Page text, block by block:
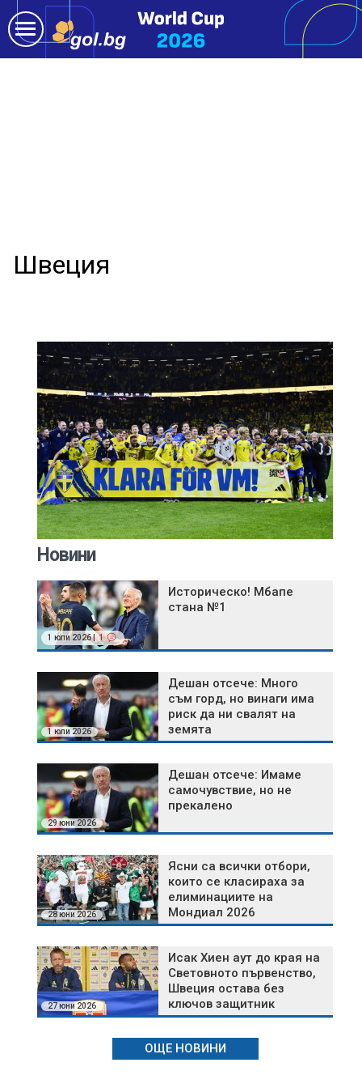
Швеция
Новини
1 юли 2026 | 1
Историческо! Мбапе
стана №1
1 юли 2026
Дешан отсече: Много
съм горд, но винаги има
риск да ни свалят на
земята
29 юни 2026
Дешан отсече: Имаме
самочувствие, но не
прекалено
28 юни 2026
Ясни са всички отбори,
които се класираха за
елиминациите на
Мондиал 2026
27 юни 2026
Исак Хиен аут до края на
Световното първенство,
Швеция остава без
ключов защитник
ОЩЕ НОВИНИ